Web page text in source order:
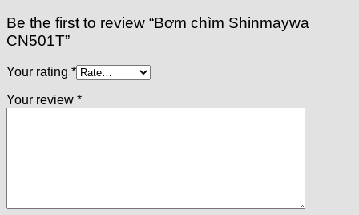
Be the first to review “Bơm chìm Shinmaywa
CN501T”
Your rating *
Your review *